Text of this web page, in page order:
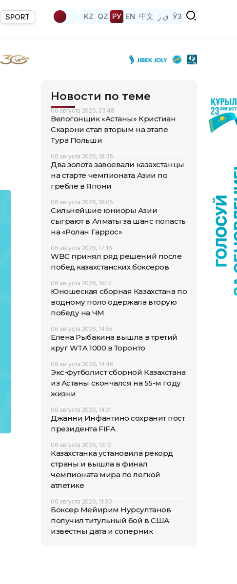
SPORT KZ QZ РУ EN 中文 ق ز ЎЗ
Новости по теме
06 августа 2026, 23:48
Велогонщик «Астаны» Кристиан
Скарони стал вторым на этапе
Тура Польши
06 августа 2026, 18:35
Два золота завоевали казахстанцы
на старте чемпионата Азии по
гребле в Япони
06 августа 2026, 18:05
Сильнейшие юниоры Азии
сыграют в Алматы за шанс попасть
на «Ролан Гаррос»
06 августа 2026, 17:16
WBC принял ряд решений после
побед казахстанских боксеров
06 августа 2026, 15:17
Юношеская сборная Казахстана по
водному поло одержала вторую
победу на ЧМ
06 августа 2026, 14:55
Елена Рыбакина вышла в третий
круг WTA 1000 в Торонто
06 августа 2026, 14:46
Экс-футболист сборной Казахстана
из Астаны скончался на 55-м году
жизни
06 августа 2026, 14:21
Джанни Инфантино сохранит пост
президента FIFA
06 августа 2026, 12:12
Казахстанка установила рекорд
страны и вышла в финал
чемпионата мира по легкой
атлетике
06 августа 2026, 11:30
Боксер Мейирим Нурсултанов
получил титульный бой в США:
известны дата и соперник